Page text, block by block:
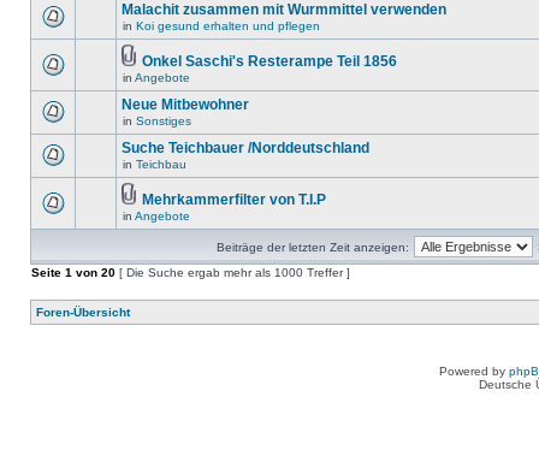
Malachit zusammen mit Wurmmittel verwenden
in Koi gesund erhalten und pflegen
Onkel Saschi's Resterampe Teil 1856
in Angebote
Neue Mitbewohner
in Sonstiges
Suche Teichbauer /Norddeutschland
in Teichbau
Mehrkammerfilter von T.I.P
in Angebote
Beiträge der letzten Zeit anzeigen:
Seite 1 von 20 [ Die Suche ergab mehr als 1000 Treffer ]
Foren-Übersicht
Powered by
Deutsche